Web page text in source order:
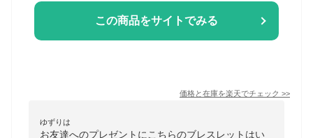
この商品をサイトでみる
価格と在庫を楽天でチェック >>
ゆずりは
お友達へのプレゼントにこちらのブレスレットはい